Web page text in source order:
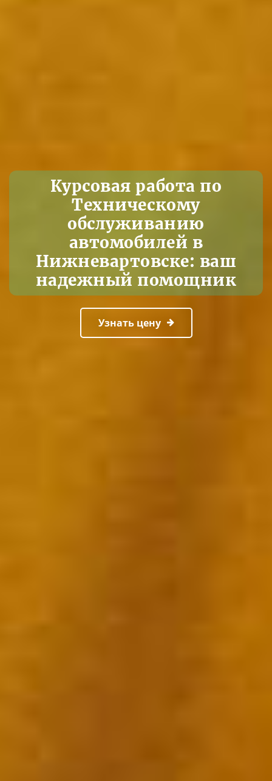
Курсовая работа по
Техническому
обслуживанию
автомобилей в
Нижневартовске: ваш
надежный помощник
Узнать цену